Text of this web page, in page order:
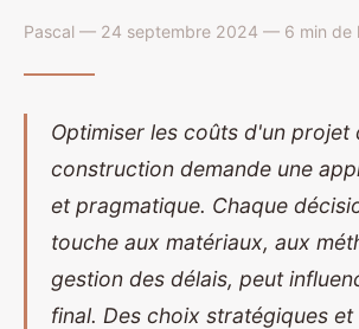
Pascal — 24 septembre 2024 — 6 min de
Optimiser les coûts d'un projet
construction demande une
et pragmatique. Chaque
touche aux matériaux, aux
gestion des délais, peut
final. Des choix stratégiques et